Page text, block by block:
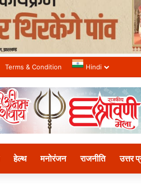
Terms & Condition Hindi
हेल्थ मनोरंजन राजनीति उत्तर